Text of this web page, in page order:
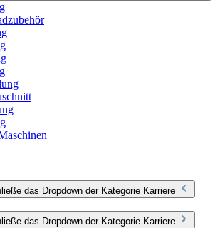
das Dropdown der Kategorie Karriere
das Dropdown der Kategorie Karriere